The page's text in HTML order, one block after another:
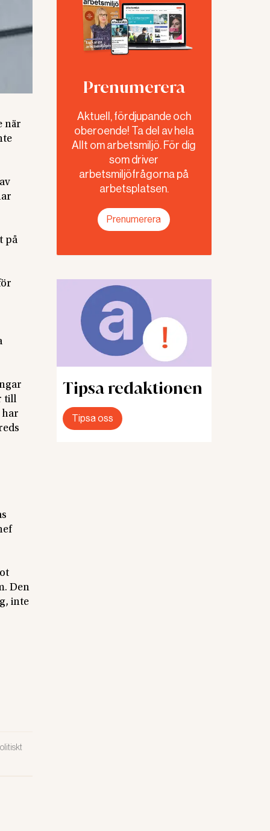
när
på
till
har
Den
inte
Prenumerera
Aktuell, fördjupande och
oberoende! Ta del av hela
Allt om arbetsmiljö. För dig
som driver
arbetsmiljöfrågorna på
arbetsplatsen.
Prenumerera
Tipsa redaktionen
Tipsa oss